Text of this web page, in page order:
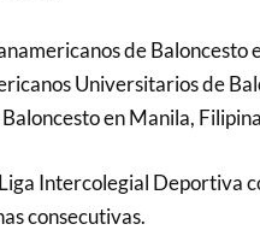
de Baloncesto
Universitarios de
en Manila,
Intercolegial Deportiva
consecutivas.